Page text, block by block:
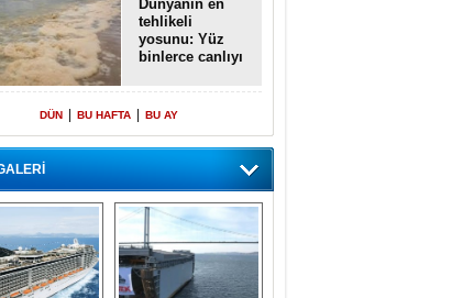
Dünyanın en
tehlikeli
yosunu: Yüz
binlerce canlıyı
DÜN BU HAFTA BU AY